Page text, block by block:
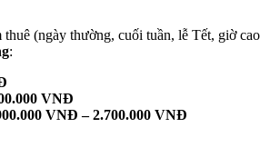
(ngày thường, cuối tuần, lễ Tết, giờ
:
VNĐ
VNĐ – 2.700.000 VNĐ